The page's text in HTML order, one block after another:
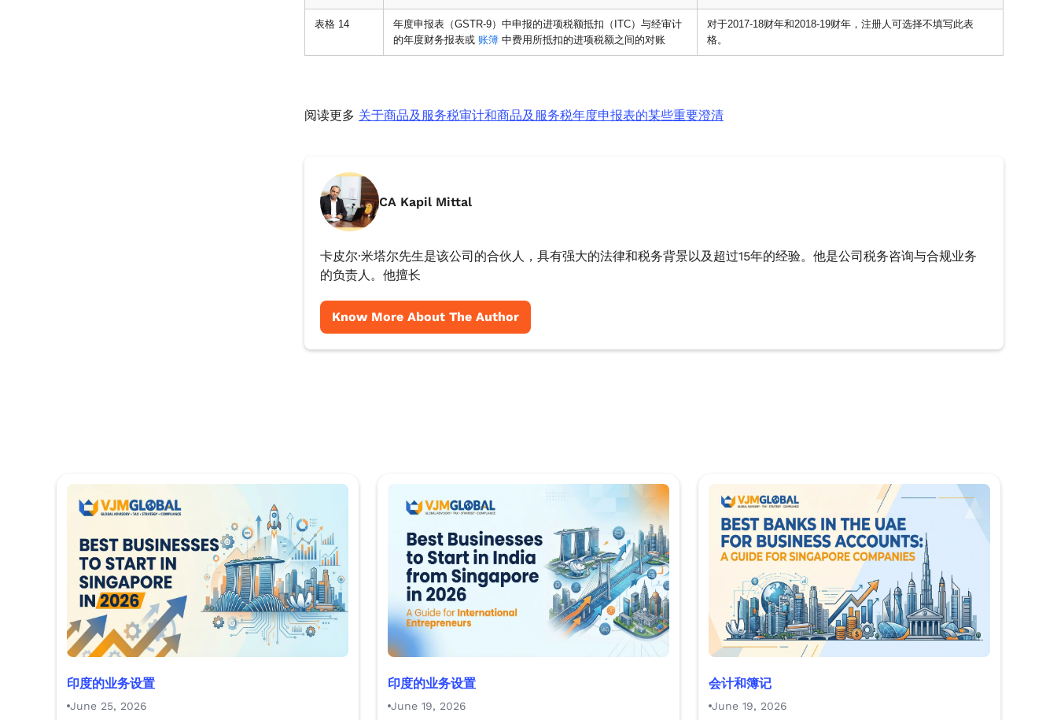
表格 14
年度申报表（GSTR-9）中申报的进项税额抵扣（ITC）与经审计
的年度财务报表或 账簿 中费用所抵扣的进项税额之间的对账
对于2017-18财年和2018-19财年，注册人可选择不填写此表
格。
阅读更多 关于商品及服务税审计和商品及服务税年度申报表的某些重要澄清
CA Kapil Mittal
卡皮尔·米塔尔先生是该公司的合伙人，具有强大的法律和税务背景以及超过15年的经验。他是公司税务咨询与合规业务
的负责人。他擅长
Know More About The Author
印度的业务设置
June 25, 2026
印度的业务设置
June 19, 2026
会计和簿记
June 19, 2026